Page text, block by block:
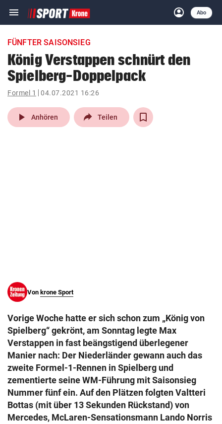
menu Navigation
ein-/ausklappen
account_circle
Anmelden
Abo
close Schließen
account_circle Anmelden
pin_drop
Wien arrow_right
FÜNFTER SAISONSIEG
König Verstappen schnürt den
Spielberg-Doppelpack
Formel 1 04.07.2021 16:26
play_arrow Anhören Teilen
Von krone Sport
Vorige Woche hatte er sich schon zum „König von
Spielberg“ gekrönt, am Sonntag legte Max
Verstappen in fast beängstigend überlegener
Manier nach: Der Niederländer gewann auch das
zweite Formel-1-Rennen in Spielberg und
zementierte seine WM-Führung mit Saisonsieg
Nummer fünf ein. Auf den Plätzen folgten Valtteri
Bottas (mit über 13 Sekunden Rückstand) von
Mercedes, McLaren-Sensationsmann Lando Norris